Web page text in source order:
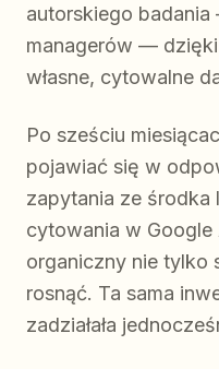
autorskiego
managerów — dzięki
własne, cytowalne
Po sześciu
pojawiać się w
zapytania ze środka
cytowania w Google
organiczny nie tylko
rosnąć. Ta sama
zadziałała